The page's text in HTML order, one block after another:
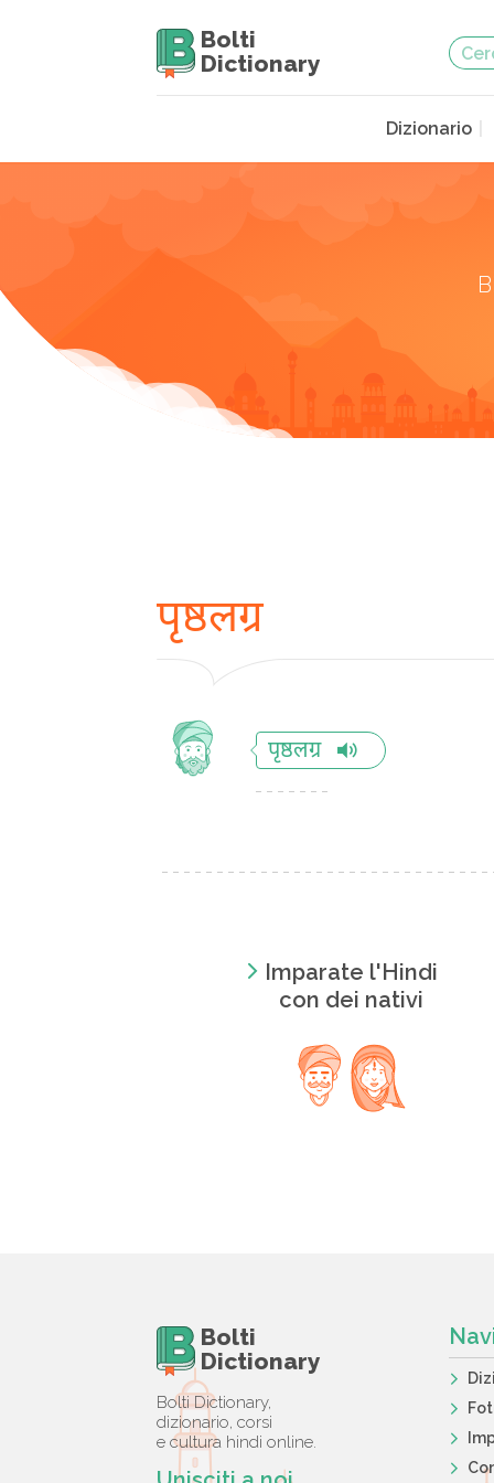
Bolti
Dictionary
Dizionario
पृष्ठलग्र
पृष्ठलग्र
Imparate l'Hindi
con dei nativi
Bolti
Dictionary
Bolti Dictionary,
dizionario, corsi
e cultura hindi online.